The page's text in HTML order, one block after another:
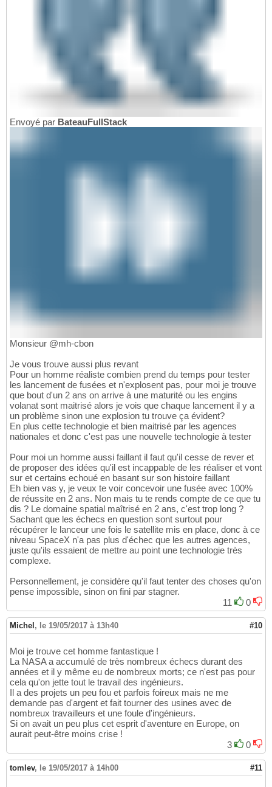
Envoyé par BateauFullStack
Monsieur @mh-cbon
Je vous trouve aussi plus revant
Pour un homme réaliste combien prend du temps pour tester
les lancement de fusées et n'explosent pas, pour moi je trouve
que bout d'un 2 ans on arrive à une maturité ou les engins
volanat sont maitrisé alors je vois que chaque lancement il y a
un problème sinon une explosion tu trouve ça évident?
En plus cette technologie et bien maitrisé par les agences
nationales et donc c'est pas une nouvelle technologie à tester
Pour moi un homme aussi faillant il faut qu'il cesse de rever et
de proposer des idées qu'il est incappable de les réaliser et vont
sur et certains echoué en basant sur son histoire faillant
Eh bien vas y, je veux te voir concevoir une fusée avec 100%
de réussite en 2 ans. Non mais tu te rends compte de ce que tu
dis ? Le domaine spatial maîtrisé en 2 ans, c'est trop long ?
Sachant que les échecs en question sont surtout pour
récupérer le lanceur une fois le satellite mis en place, donc à ce
niveau SpaceX n'a pas plus d'échec que les autres agences,
juste qu'ils essaient de mettre au point une technologie très
complexe.
Personnellement, je considère qu'il faut tenter des choses qu'on
pense impossible, sinon on fini par stagner.
11
0
Michel, le 19/05/2017 à 13h40 #10
Moi je trouve cet homme fantastique !
La NASA a accumulé de très nombreux échecs durant des
années et il y même eu de nombreux morts; ce n'est pas pour
cela qu'on jette tout le travail des ingénieurs.
Il a des projets un peu fou et parfois foireux mais ne me
demande pas d'argent et fait tourner des usines avec de
nombreux travailleurs et une foule d'ingénieurs.
Si on avait un peu plus cet esprit d'aventure en Europe, on
aurait peut-être moins crise !
3
0
tomlev, le 19/05/2017 à 14h00 #11